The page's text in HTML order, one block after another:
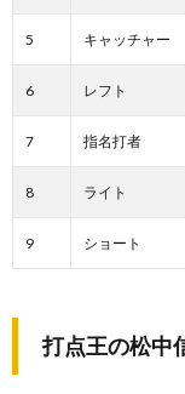
本塁
打・打
喜選手
北海
ター
グバ
ン打
5 キャッチャー
6 レフト
7 指名打者
8 ライト
9 ショート
打点王の松中